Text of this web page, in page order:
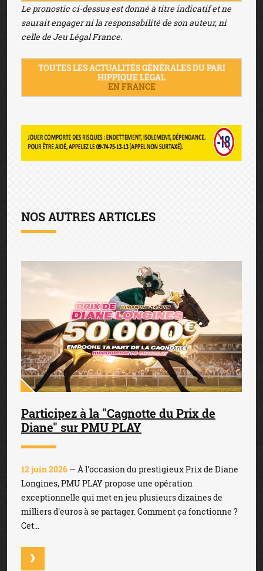
Le pronostic ci-dessus est donné à titre indicatif et ne
saurait engager ni la responsabilité de son auteur, ni
celle de Jeu Légal France.
TOUTES LES ACTUALITÉS GÉNÉRALES DU PARI
HIPPIQUE LÉGAL
EN FRANCE
NOS AUTRES ARTICLES
Participez à la "Cagnotte du Prix de
Diane" sur PMU PLAY
12 juin 2026 — À l'occasion du prestigieux Prix de Diane
Longines, PMU PLAY propose une opération
exceptionnelle qui met en jeu plusieurs dizaines de
milliers d'euros à se partager. Comment ça fonctionne ?
Cet...